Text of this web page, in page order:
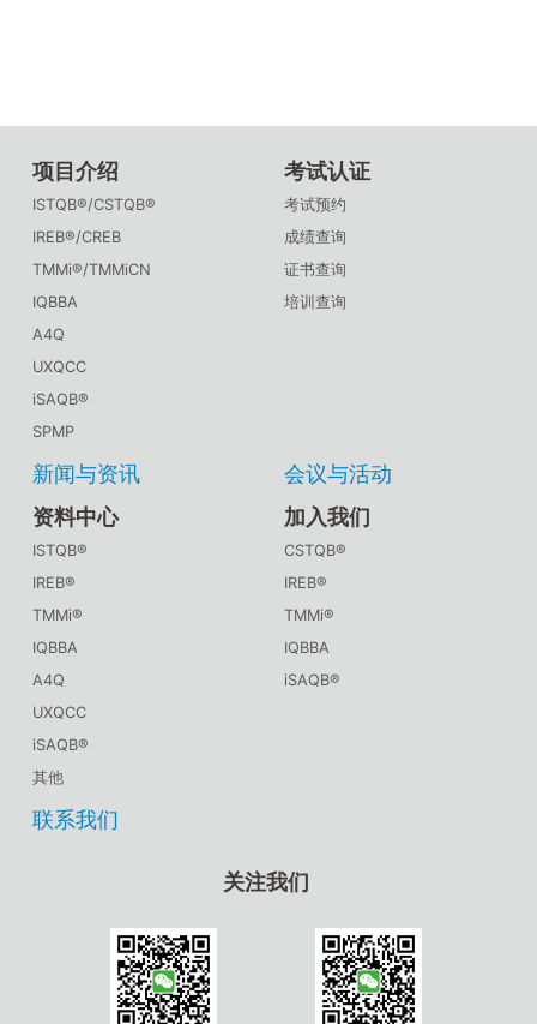
项目介绍
ISTQB®/CSTQB®
IREB®/CREB
TMMi®/TMMiCN
IQBBA
A4Q
UXQCC
iSAQB®
SPMP
考试认证
考试预约
成绩查询
证书查询
培训查询
新闻与资讯
会议与活动
资料中心
ISTQB®
IREB®
TMMi®
IQBBA
A4Q
UXQCC
iSAQB®
其他
加入我们
CSTQB®
IREB®
TMMi®
IQBBA
iSAQB®
联系我们
关注我们